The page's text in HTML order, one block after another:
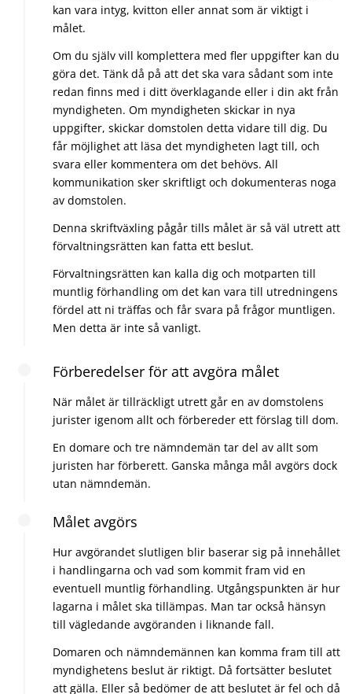
kan vara intyg, kvitton eller annat som är viktigt i
målet.
Om du själv vill komplettera med fler uppgifter kan du
göra det. Tänk då på att det ska vara sådant som inte
redan finns med i ditt överklagande eller i din akt från
myndigheten. Om myndigheten skickar in nya
uppgifter, skickar domstolen detta vidare till dig. Du
får möjlighet att läsa det myndigheten lagt till, och
svara eller kommentera om det behövs. All
kommunikation sker skriftligt och dokumenteras noga
av domstolen.
Denna skriftväxling pågår tills målet är så väl utrett att
förvaltningsrätten kan fatta ett beslut.
Förvaltningsrätten kan kalla dig och motparten till
muntlig förhandling om det kan vara till utredningens
fördel att ni träffas och får svara på frågor muntligen.
Men detta är inte så vanligt.
Förberedelser för att avgöra målet
När målet är tillräckligt utrett går en av domstolens
jurister igenom allt och förbereder ett förslag till dom.
En domare och tre nämndemän tar del av allt som
juristen har förberett. Ganska många mål avgörs dock
utan nämndemän.
Målet avgörs
Hur avgörandet slutligen blir baserar sig på innehållet
i handlingarna och vad som kommit fram vid en
eventuell muntlig förhandling. Utgångspunkten är hur
lagarna i målet ska tillämpas. Man tar också hänsyn
till vägledande avgöranden i liknande fall.
Domaren och nämndemännen kan komma fram till att
myndighetens beslut är riktigt. Då fortsätter beslutet
att gälla. Eller så bedömer de att beslutet är fel och då